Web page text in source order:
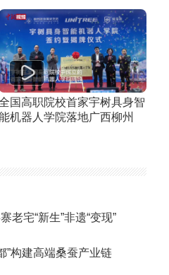
国高职院校首家宇树具身智
机器人学院落地广西柳州
老宅“新生”非遗“变现”
”构建高端桑蚕产业链